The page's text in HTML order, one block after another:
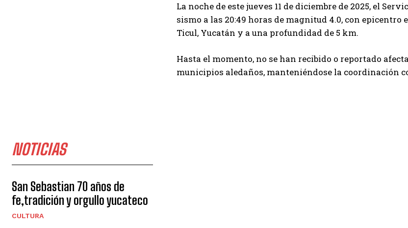
NOTICIAS
San Sebastian 70 años de
fe,tradición y orgullo yucateco
CULTURA
La noche de este jueves 11 de diciembre de 2025, el
sismo a las 20:49 horas de magnitud 4.0, con epicentro
Ticul, Yucatán y a una profundidad de 5 km.
Hasta el momento, no se han recibido o reportado
municipios aledaños, manteniéndose la coordinación